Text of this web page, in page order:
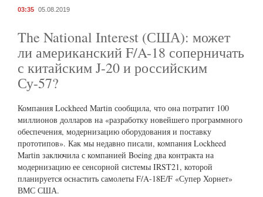
03:35 05.08.2019
The National Interest (США): может
ли американский F/A-18 соперничать
с китайским J-20 и российским
Су-57?
Компания Lockheed Martin сообщила, что она потратит 100
миллионов долларов на «разработку новейшего программного
обеспечения, модернизацию оборудования и поставку
прототипов». Как мы недавно писали, компания Lockheed
Martin заключила с компанией Boeing два контракта на
модернизацию ее сенсорной системы IRST21, которой
планируется оснастить самолеты F/A-18E/F «Супер Хорнет»
ВМС США.